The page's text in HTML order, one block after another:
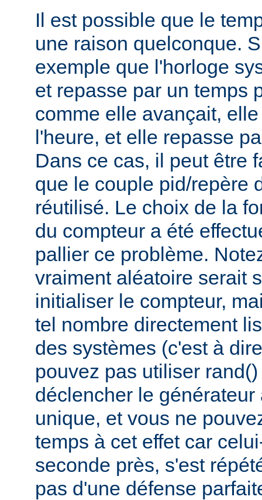
Il est possible que le
une raison quelconque.
exemple que l'horloge
et repasse par un temps
comme elle avançait,
l'heure, et elle repasse
Dans ce cas, il peut être
que le couple pid/repère
réutilisé. Le choix de la
du compteur a été
pallier ce problème.
vraiment aléatoire serait
initialiser le compteur,
tel nombre directement
des systèmes (c'est à
pouvez pas utiliser
déclencher le
unique, et vous ne
temps à cet effet car
seconde près, s'est
pas d'une défense